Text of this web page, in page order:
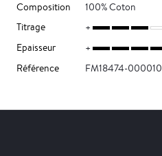
Composition
100% Coton
Titrage
Epaisseur
Référence
FM18474-000010